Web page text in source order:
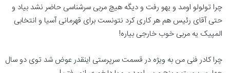
چرا تولولو اومد و یهو رفت و دیگه هیچ مربی سرشناسی حاضر نشد بیاد و
حتی آقای رئیس هم هر کاری کرد نتونست برای قهرمانی آسیا و انتخابی
المپیک یه مربی خوب خارجی بیاره!
چرا کادر فنی من به ویژه در قسمت سرپرستی اینقدر عوض شد توی دو سال